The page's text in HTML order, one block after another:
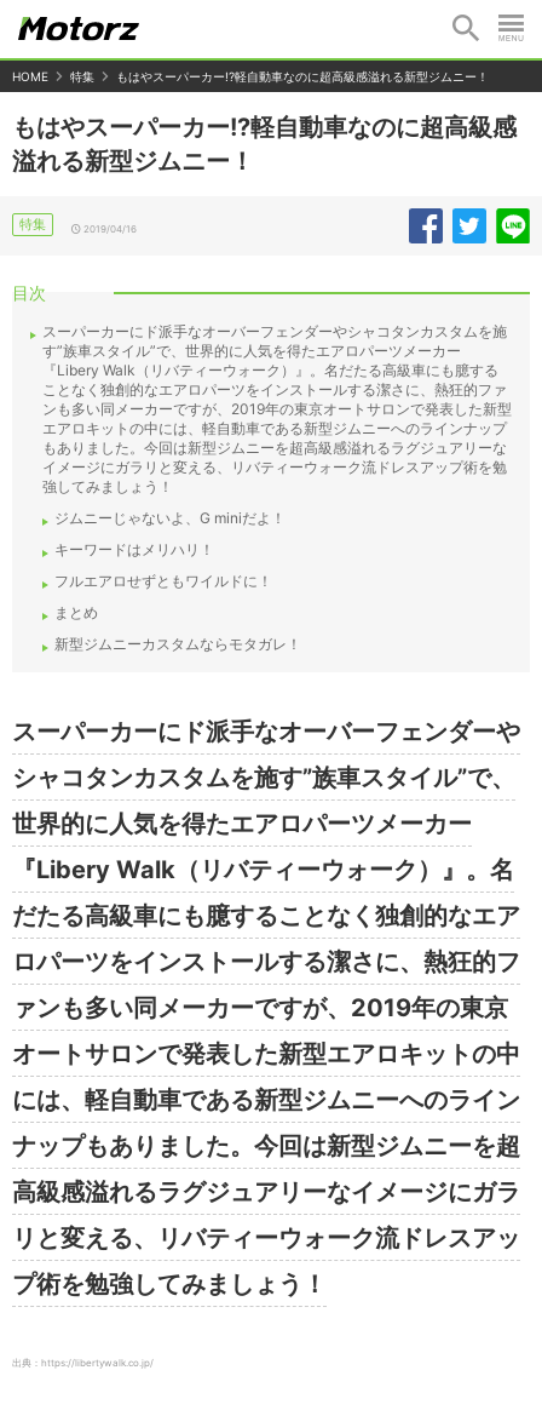
HOME 特集 もはやスーパーカー!?軽自動車なのに超高級感溢れる新型ジムニー！
もはやスーパーカー!?軽自動車なのに超高級感
溢れる新型ジムニー！
特集 2019/04/16
目次
スーパーカーにド派手なオーバーフェンダーやシャコタンカスタムを施
す”族車スタイル”で、世界的に人気を得たエアロパーツメーカー
『Libery Walk（リバティーウォーク）』。名だたる高級車にも臆する
ことなく独創的なエアロパーツをインストールする潔さに、熱狂的ファ
ンも多い同メーカーですが、2019年の東京オートサロンで発表した新型
エアロキットの中には、軽自動車である新型ジムニーへのラインナップ
もありました。今回は新型ジムニーを超高級感溢れるラグジュアリーな
イメージにガラリと変える、リバティーウォーク流ドレスアップ術を勉
強してみましょう！
ジムニーじゃないよ、G miniだよ！
キーワードはメリハリ！
フルエアロせずともワイルドに！
まとめ
新型ジムニーカスタムならモタガレ！
スーパーカーにド派手なオーバーフェンダーや
シャコタンカスタムを施す”族車スタイル”で、
世界的に人気を得たエアロパーツメーカー
『Libery Walk（リバティーウォーク）』。名
だたる高級車にも臆することなく独創的なエア
ロパーツをインストールする潔さに、熱狂的フ
ァンも多い同メーカーですが、2019年の東京
オートサロンで発表した新型エアロキットの中
には、軽自動車である新型ジムニーへのライン
ナップもありました。今回は新型ジムニーを超
高級感溢れるラグジュアリーなイメージにガラ
リと変える、リバティーウォーク流ドレスアッ
プ術を勉強してみましょう！
出典：https://libertywalk.co.jp/